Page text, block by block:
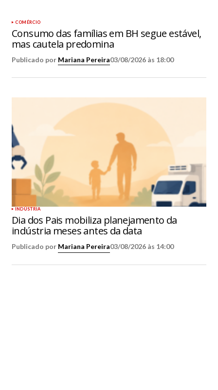
COMÉRCIO
Consumo das famílias em BH segue estável,
mas cautela predomina
Publicado por Mariana Pereira03/08/2026 às 18:00
INDÚSTRIA
Dia dos Pais mobiliza planejamento da
indústria meses antes da data
Publicado por Mariana Pereira03/08/2026 às 14:00